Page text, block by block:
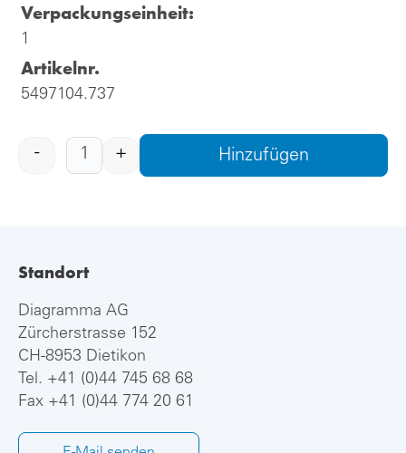
Verpackungseinheit:
1
Artikelnr.
5497104.737
- + Hinzufügen
Standort
Diagramma AG
Zürcherstrasse 152
CH-8953 Dietikon
Tel. +41 (0)44 745 68 68
Fax +41 (0)44 774 20 61